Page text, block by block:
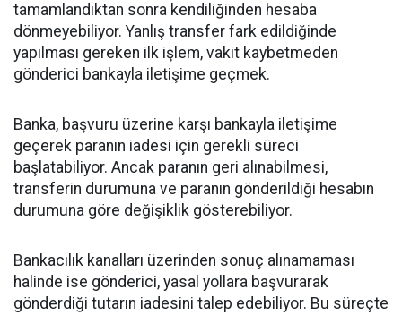
tamamlandıktan sonra kendiliğinden hesaba
dönmeyebiliyor. Yanlış transfer fark edildiğinde
yapılması gereken ilk işlem, vakit kaybetmeden
gönderici bankayla iletişime geçmek.
Banka, başvuru üzerine karşı bankayla iletişime
geçerek paranın iadesi için gerekli süreci
başlatabiliyor. Ancak paranın geri alınabilmesi,
transferin durumuna ve paranın gönderildiği hesabın
durumuna göre değişiklik gösterebiliyor.
Bankacılık kanalları üzerinden sonuç alınamaması
halinde ise gönderici, yasal yollara başvurarak
gönderdiği tutarın iadesini talep edebiliyor. Bu süreçte